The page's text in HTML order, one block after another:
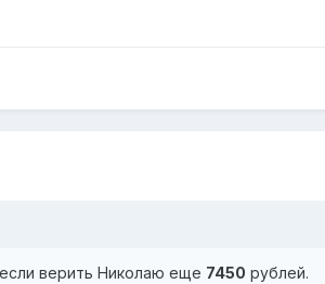
верить Николаю еще 7450 рублей.